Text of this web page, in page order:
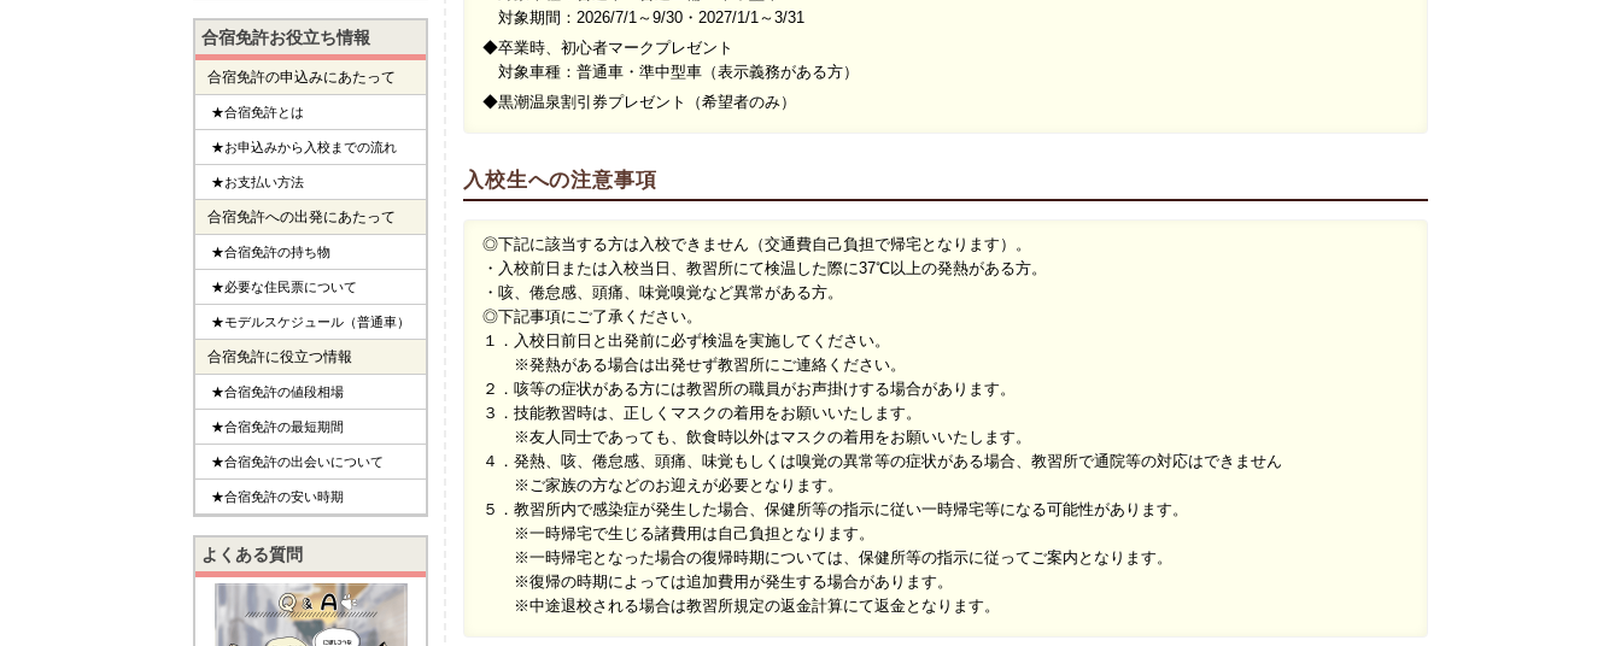
対象期間：2026/7/1～9/30・2027/1/1～3/31
◆卒業時、初心者マークプレゼント
対象車種：普通車・準中型車（表示義務がある方）
◆黒潮温泉割引券プレゼント（希望者のみ）
入校生への注意事項
◎下記に該当する方は入校できません（交通費自己負担で帰宅となります）。
・入校前日または入校当日、教習所にて検温した際に37℃以上の発熱がある方。
・咳、倦怠感、頭痛、味覚嗅覚など異常がある方。
◎下記事項にご了承ください。
１．入校日前日と出発前に必ず検温を実施してください。
※発熱がある場合は出発せず教習所にご連絡ください。
２．咳等の症状がある方には教習所の職員がお声掛けする場合があります。
３．技能教習時は、正しくマスクの着用をお願いいたします。
※友人同士であっても、飲食時以外はマスクの着用をお願いいたします。
４．発熱、咳、倦怠感、頭痛、味覚もしくは嗅覚の異常等の症状がある場合、教習所で通院等の対応はできません
※ご家族の方などのお迎えが必要となります。
５．教習所内で感染症が発生した場合、保健所等の指示に従い一時帰宅等になる可能性があります。
※一時帰宅で生じる諸費用は自己負担となります。
※一時帰宅となった場合の復帰時期については、保健所等の指示に従ってご案内となります。
※復帰の時期によっては追加費用が発生する場合があります。
※中途退校される場合は教習所規定の返金計算にて返金となります。
合宿免許お役立ち情報
合宿免許の申込みにあたって
★合宿免許とは
★お申込みから入校までの流れ
★お支払い方法
合宿免許への出発にあたって
★合宿免許の持ち物
★必要な住民票について
★モデルスケジュール（普通車）
合宿免許に役立つ情報
★合宿免許の値段相場
★合宿免許の最短期間
★合宿免許の出会いについて
★合宿免許の安い時期
よくある質問